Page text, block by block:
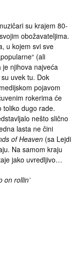
su krajem 80-
obožavateljima.
u kojem svi sve
(ali
njihova najveća
uvek tu. Dok
pojavom
rokerima će
toliko dugo rade.
nešto slično
lasta ne čini
of Heaven (sa Lejdi
Na samom kraju
jako uvredljivo…
on rollin’